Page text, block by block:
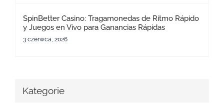
SpinBetter Casino: Tragamonedas de Ritmo Rápido
y Juegos en Vivo para Ganancias Rápidas
3 czerwca, 2026
Kategorie